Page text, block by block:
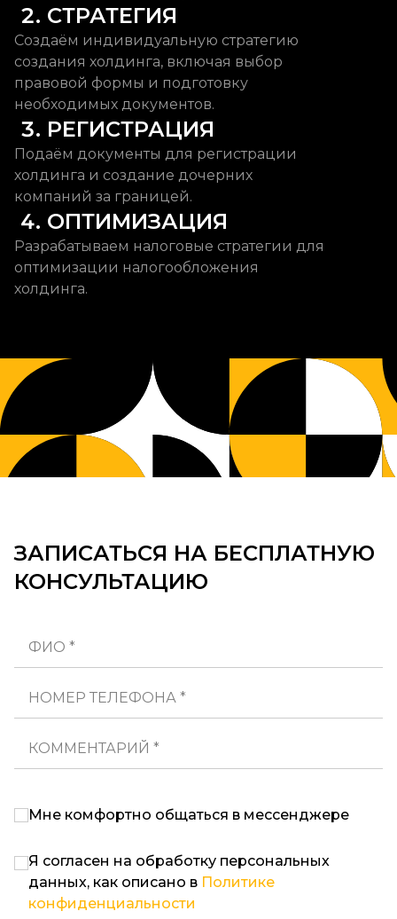
2. СТРАТЕГИЯ
Создаём индивидуальную стратегию
создания холдинга, включая выбор
правовой формы и подготовку
необходимых документов.
3. РЕГИСТРАЦИЯ
Подаём документы для регистрации
холдинга и создание дочерних
компаний за границей.
4. ОПТИМИЗАЦИЯ
Разрабатываем налоговые стратегии для
оптимизации налогообложения
холдинга.
ЗАПИСАТЬСЯ НА БЕСПЛАТНУЮ
КОНСУЛЬТАЦИЮ
ФИО *
НОМЕР ТЕЛЕФОНА *
КОММЕНТАРИЙ *
Мне комфортно общаться в мессенджере
Я согласен на обработку персональных
данных, как описано в Политике
конфиденциальности